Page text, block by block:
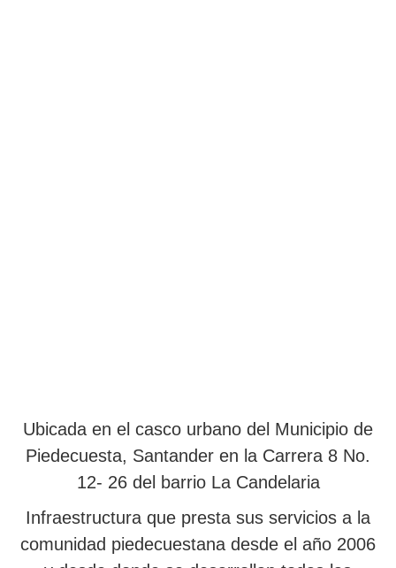
Ubicada en el casco urbano del Municipio de
Piedecuesta, Santander en la Carrera 8 No.
12- 26 del barrio La Candelaria
Infraestructura que presta sus servicios a la
comunidad piedecuestana desde el año 2006